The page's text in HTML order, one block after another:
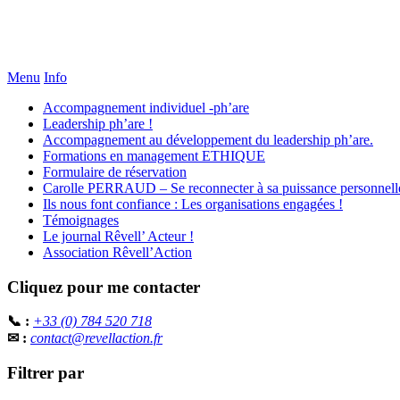
Menu Info
Accompagnement individuel -ph’are
Leadership ph’are !
Accompagnement au développement du leadership ph’are.
Formations en management ETHIQUE
Formulaire de réservation
Carolle PERRAUD – Se reconnecter à sa puissance
Ils nous font confiance : Les organisations engagées !
Témoignages
Le journal Rêvell’ Acteur !
Association Rêvell’Action
Cliquez pour me contacter
📞 : +33 (0) 784 520 718
✉ : contact@revellaction.fr
Filtrer par